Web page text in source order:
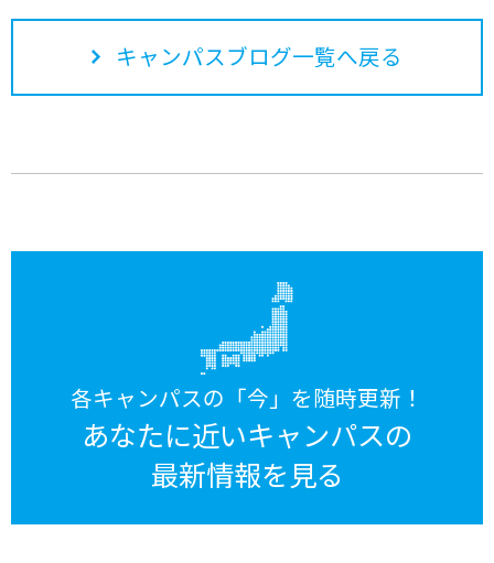
キャンパスブログ一覧へ戻る
各キャンパスの「今」を随時更新！
あなたに近いキャンパスの
最新情報を見る